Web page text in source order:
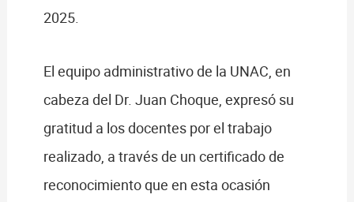
2025.
El equipo administrativo de la UNAC, en
cabeza del Dr. Juan Choque, expresó su
gratitud a los docentes por el trabajo
realizado, a través de un certificado de
reconocimiento que en esta ocasión